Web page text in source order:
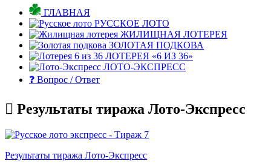
ГЛАВНАЯ
РУССКОЕ ЛОТО
ЖИЛИЩНАЯ ЛОТЕРЕЯ
ЗОЛОТАЯ ПОДКОВА
ЛОТЕРЕЯ «6 ИЗ 36»
ЛОТО-ЭКСПРЕСС
❓ Вопрос / Ответ
Результаты тиража Лото-Экспресс
Результаты тиража Лото-Экспресс